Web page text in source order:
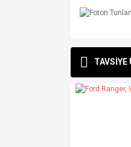
Ürün
TAVSİYE